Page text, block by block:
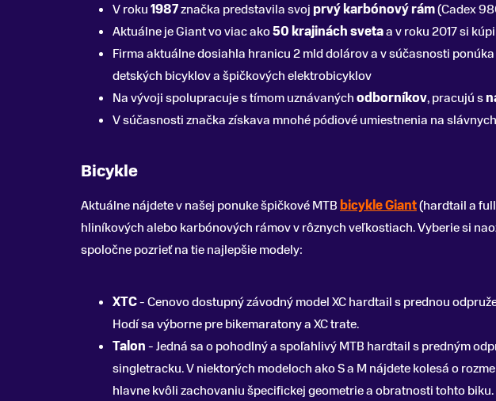
V roku1987značka predstavila svoj prvý karbónový rám(Cadex
Aktuálne je Giant vo viac ako50 krajinách svetaa v roku 2017 si
Firma aktuálne dosiahla hranicu 2 mld dolárov a v súčasnosti
detských bicyklov a špičkových elektrobicyklov
Na vývoji spolupracuje s tímom uznávanýchodborníkov, pracujú s
V súčasnosti značka získava mnohé pódiové umiestnenia na
Bicykle
Aktuálne nájdete v našej ponuke špičkové MTB bicykle Giant(hardtail a
hliníkových alebo karbónových rámov v rôznych veľkostiach. Vyberie si
spoločne pozrieť na tie najlepšie modely:
XTC- Cenovo dostupný závodný model XC hardtail s prednou
Hodí sa výborne pre bikemaratony a XC trate.
Talon- Jedná sa o pohodlný a spoľahlivý MTB hardtail s predným
singletracku. V niektorých modeloch ako S a M nájdete kolesá o
hlavne kvôli zachovaniu špecifickej geometrie a obratnosti tohto biku.